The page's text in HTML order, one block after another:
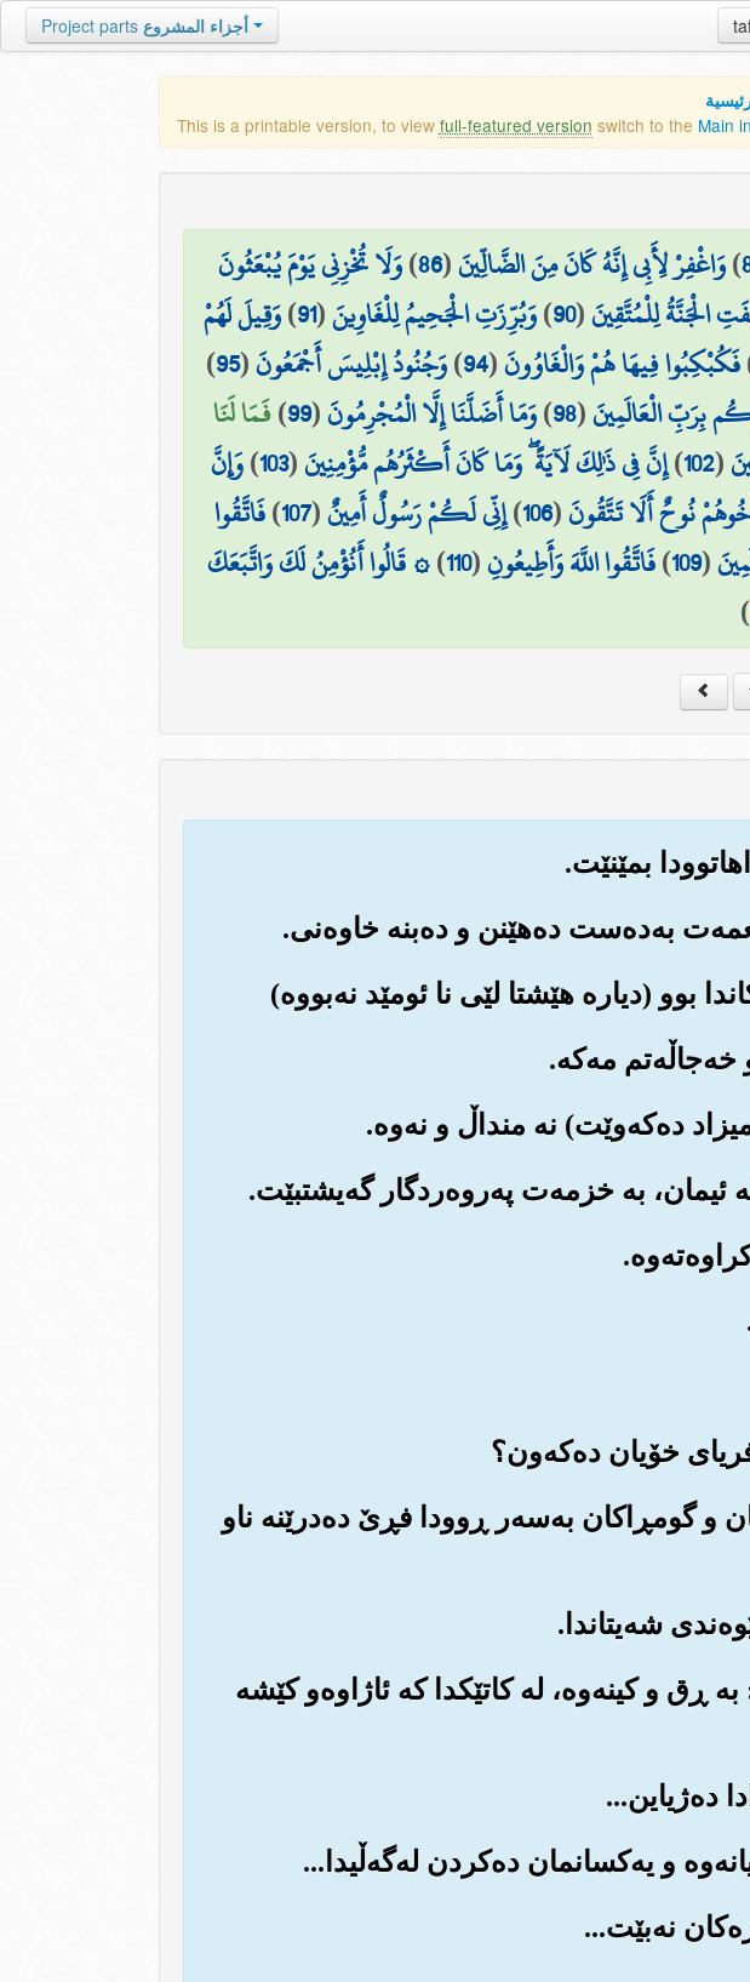
Project parts أجزاء المشروع
This is a printable version, to view full-featured version switch to the Main
)وَاغْفِرْ لِأَبِي إِنَّهُ كَانَ مِنَ الضَّالِّينَ(
86
)وَلَا تُخْزِنِي يَوْمَ يُبْعَثُونَ
الْجَنَّةُ لِلْمُتَّقِينَ(
90
)وَبُرِّزَتِ الْجَحِيمُ لِلْغَاوِينَ(
91
)وَقِيلَ لَهُمْ
فَكُبْكِبُوا فِيهَا هُمْ وَالْغَاوُونَ(
94
)وَجُنُودُ إِبْلِيسَ أَجْمَعُونَ(
95
)
بِرَبِّ الْعَالَمِينَ(
98
)وَمَا أَضَلَّنَا إِلَّا الْمُجْرِمُونَ(
99
)فَمَا لَنَا
(
102
)إِنَّ فِي ذَٰلِكَ لَآيَةً ۖ وَمَا كَانَ أَكْثَرُهُم مُّؤْمِنِينَ(
103
)وَإِنَّ
نُوحٌ أَلَا تَتَّقُونَ(
106
)إِنِّي لَكُمْ رَسُولٌ أَمِينٌ(
107
)فَاتَّقُوا
(
109
)فَاتَّقُوا اللَّهَ وَأَطِيعُونِ(
110
)۞ قَالُوا أَنُؤْمِنُ لَكَ وَاتَّبَعَكَ
)
و گومڕاکان به‌سه‌ر ڕوودا فڕێ ده‌درێنه ناو
ڕق و کینه‌وه‌، له کاتێکدا که ئاژاوه‌و کێشه